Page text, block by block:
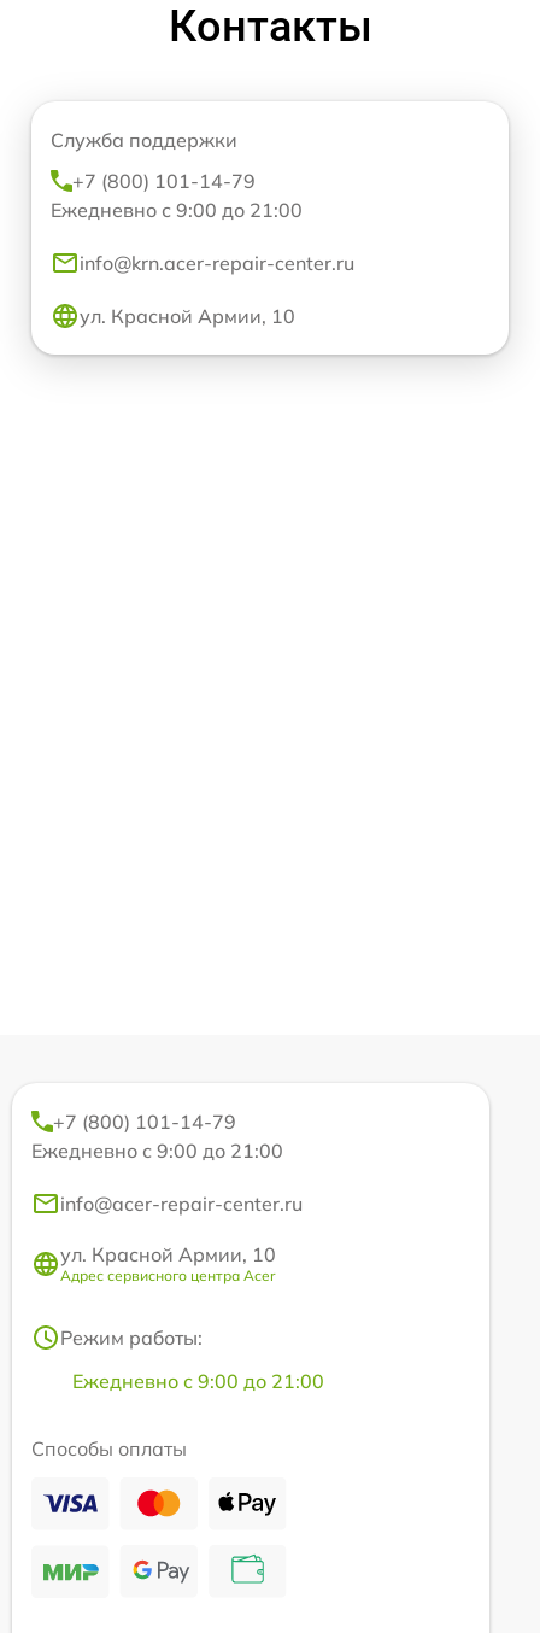
Контакты
Служба поддержки
+7 (800) 101-14-79
Ежедневно с 9:00 до 21:00
info@krn.acer-repair-center.ru
ул. Красной Армии, 10
+7 (800) 101-14-79
Ежедневно с 9:00 до 21:00
info@acer-repair-center.ru
ул. Красной Армии, 10
Адрес сервисного центра Acer
Режим работы:
Ежедневно с 9:00 до 21:00
Способы оплаты